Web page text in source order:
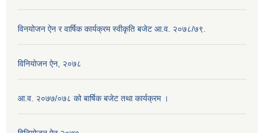
विनयोजन ऐन र वार्षिक कार्यक्रम स्वीकृति बजेट आ.व. २०७८/७९.
विनियोजन ऐन, २०७८
आ.व. २०७७/०७८ को बार्षिक बजेट तथा कार्यक्रम ।